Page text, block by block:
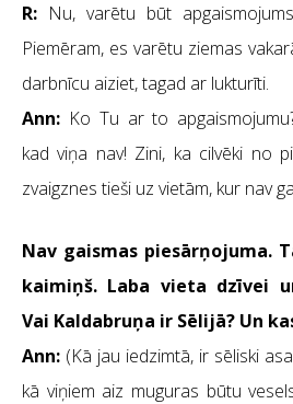
R: Nu, varētu būt
Piemēram, es varētu ziemas
darbnīcu aiziet, tagad ar lukturīti.
Ann: Ko Tu ar to
kad viņa nav! Zini, ka cilvēki no
zvaigznes tieši uz vietām, kur nav
Nav gaismas piesārņojuma.
kaimiņš. Laba vieta dzīvei
Vai Kaldabruņa ir Sēlijā? Un
Ann: (Kā jau iedzimtā, ir sēliski
kā viņiem aiz muguras būtu